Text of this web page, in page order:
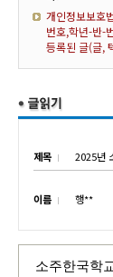
개인정보보호
번호,학년-반-
등록된 글(글,
제목 2025년
이름 행**
소주한국학